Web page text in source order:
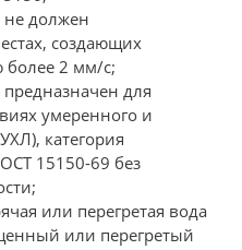
не должен
создающих
2 мм/с;
предназначен для
умеренного и
категория
15150-69 без
или перегретая вода
или перегретый